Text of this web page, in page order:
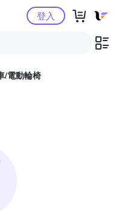
購物中心登入
/電動輪椅